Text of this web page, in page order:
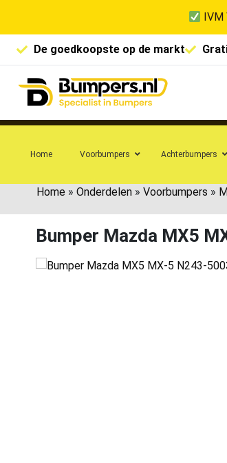
De goedkoopste op de markt
Home Voorbumpers Achterbumpers
Home » Onderdelen » Voorbumpers »
Bumper Mazda MX5